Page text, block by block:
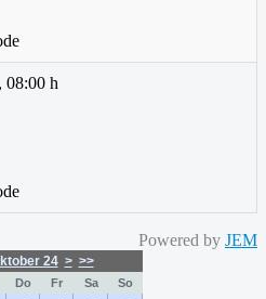
, 08:00 h
Powered by JEM
24 > >>
Do Fr Sa
So